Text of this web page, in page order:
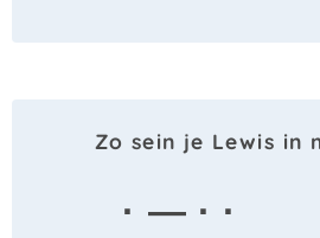
Zo sein je Lewis in
· — · ·